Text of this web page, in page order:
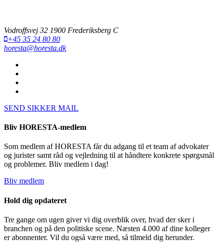
Vodroffsvej 32 1900 Frederiksberg C
+45 35 24 80 80
horesta@horesta.dk
SEND SIKKER MAIL
Bliv HORESTA-medlem
Som medlem af HORESTA får du adgang til et team af advokater
og jurister samt råd og vejledning til at håndtere konkrete spørgsmål
og problemer. Bliv medlem i dag!
Bliv medlem
Hold dig opdateret
Tre gange om ugen giver vi dig overblik over, hvad der sker i
branchen og på den politiske scene. Næsten 4.000 af dine kolleger
er abonnenter. Vil du også være med, så tilmeld dig herunder.